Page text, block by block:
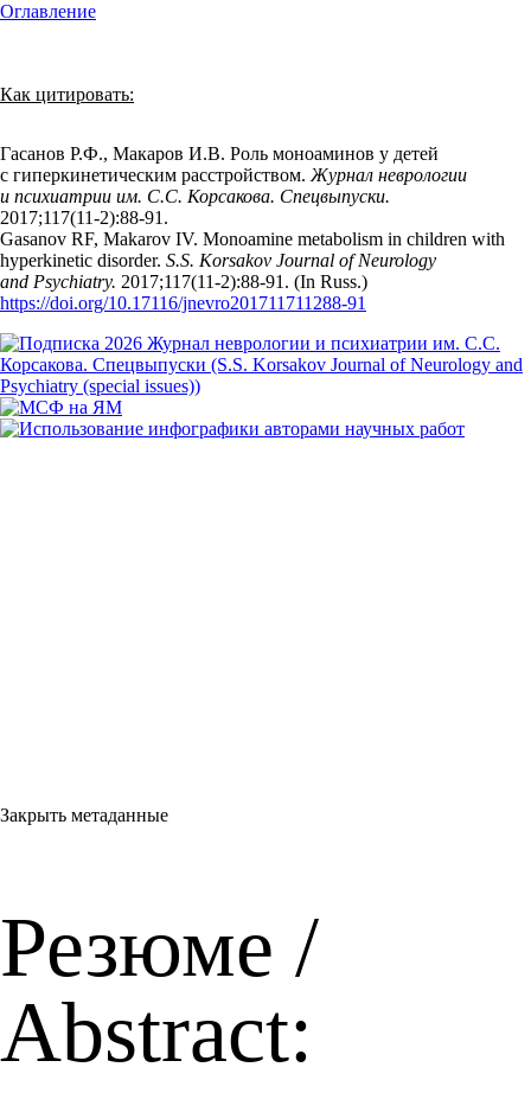
Оглавление
Как цитировать:
Гасанов Р.Ф., Макаров И.В. Роль моноаминов у детей
с гиперкинетическим расстройством. Журнал неврологии
и психиатрии им. С.С. Корсакова. Спецвыпуски.
2017;117(11‑2):88‑91.
Gasanov RF, Makarov IV. Monoamine metabolism in children with
hyperkinetic disorder. S.S. Korsakov Journal of Neurology
and Psychiatry. 2017;117(11‑2):88‑91. (In Russ.)
https://doi.org/10.17116/jnevro201711711288-91
Закрыть метаданные
Резюме /
Abstract: